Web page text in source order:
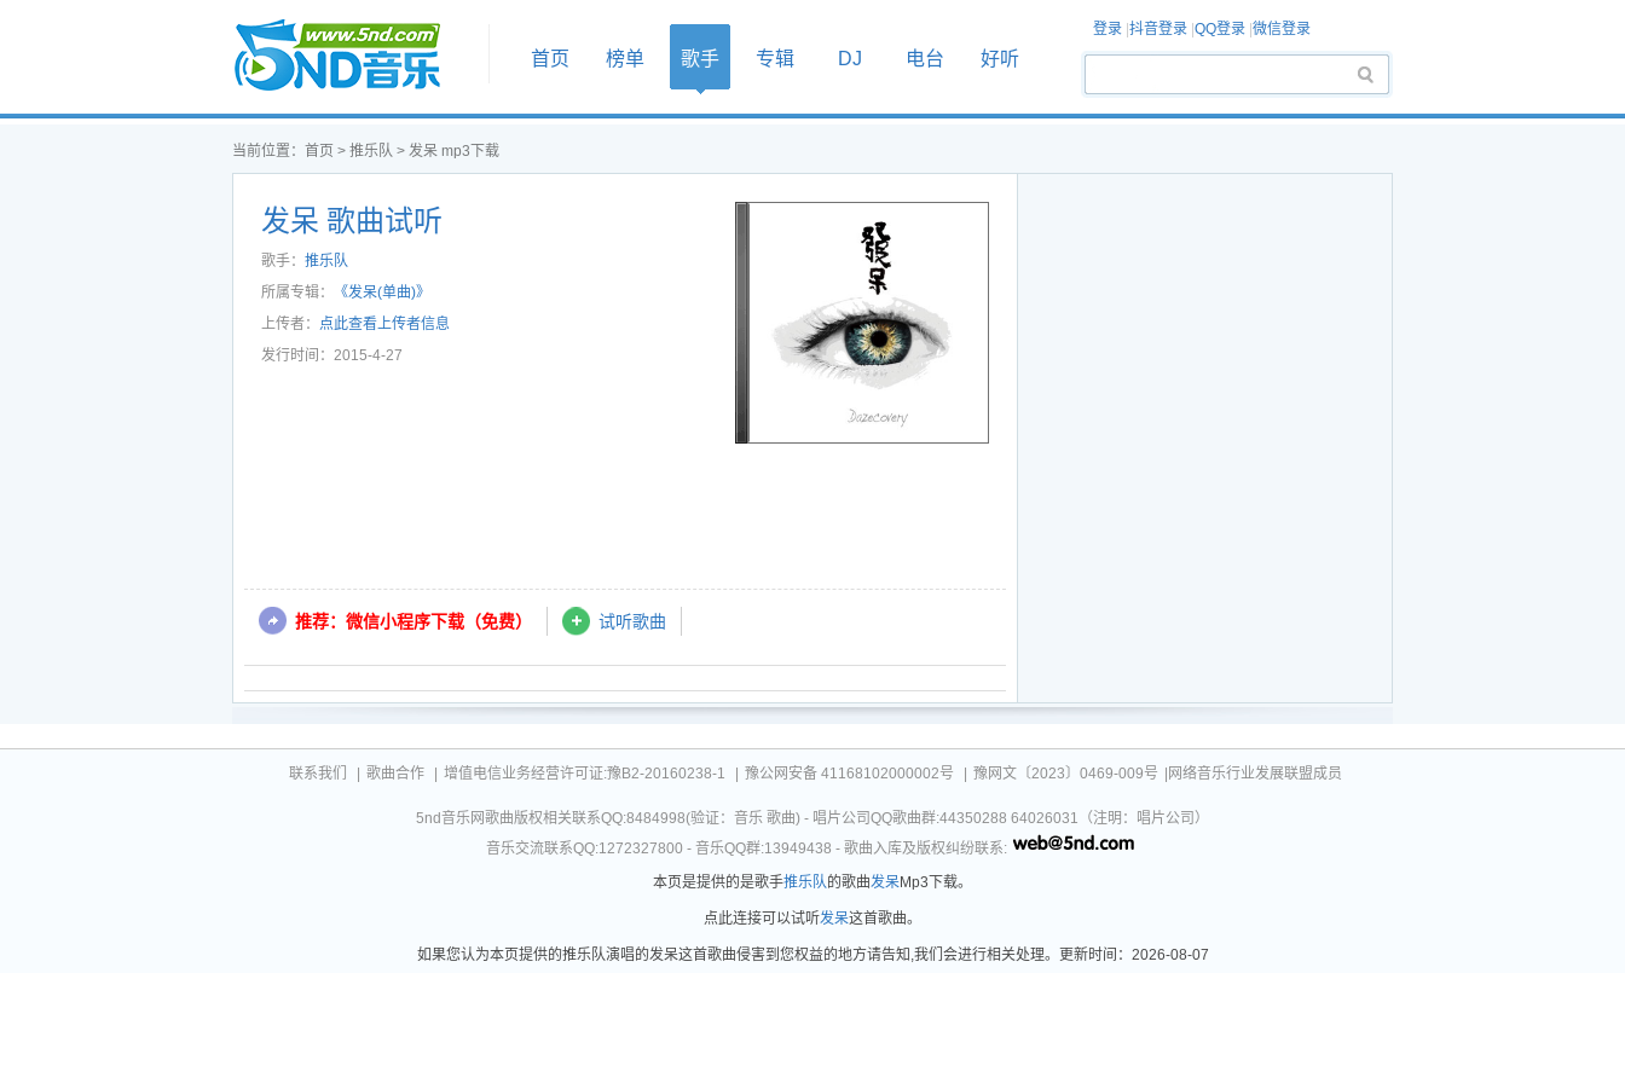
首页
首页 榜单 歌手 专辑 DJ 电台 好听
登录 抖音登录 QQ登录 微信登录
当前位置： 首页 > 推乐队 > 发呆 mp3下载
发呆 歌曲试听
歌手： 推乐队
所属专辑：
《发呆(单曲)》
上传者： 点此查看上传者信息
发行时间：2015-4-27
推荐：微信小程序下载（免费） 试听歌曲
联系我们 歌曲合作 增值电信业务经营许可证:豫B2-20160238-1 豫公网安备 41168102000002号 豫网文〔2023〕0469-009号 |网络音乐行业发展联盟成员
5nd音乐网歌曲版权相关联系QQ:8484998(验证：音乐 歌曲) - 唱片公司QQ歌曲群:44350288 64026031（注明：唱片公司）
音乐交流联系QQ:1272327800 - 音乐QQ群:13949438 - 歌曲入库及版权纠纷联系:
本页是提供的是歌手推乐队的歌曲发呆Mp3下载。
点此连接可以试听发呆这首歌曲。
如果您认为本页提供的推乐队演唱的发呆这首歌曲侵害到您权益的地方请告知,我们会进行相关处理。更新时间：2026-08-07